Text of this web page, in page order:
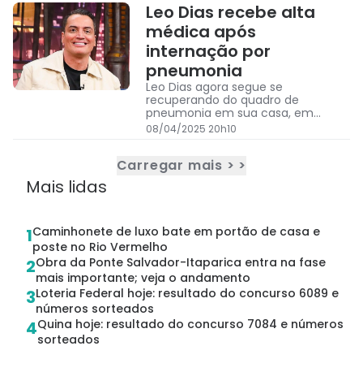
Leo Dias recebe alta
médica após
internação por
pneumonia
Leo Dias agora segue se
recuperando do quadro de
pneumonia em sua casa, em
Pernambuco
08/04/2025 20h10
Carregar mais > >
Mais lidas
1Caminhonete de luxo bate em portão de casa e
poste no Rio Vermelho
2Obra da Ponte Salvador-Itaparica entra na fase
mais importante; veja o andamento
3Loteria Federal hoje: resultado do concurso 6089 e
números sorteados
4Quina hoje: resultado do concurso 7084 e números
sorteados